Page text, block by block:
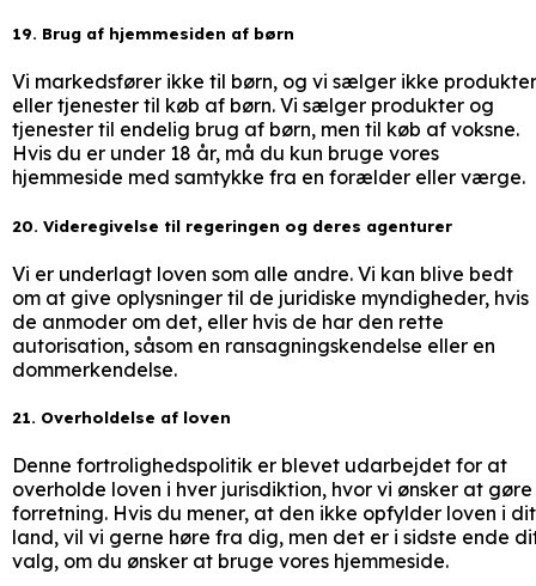
19. Brug af hjemmesiden af børn
Vi markedsfører ikke til børn, og vi sælger ikke produkter
eller tjenester til køb af børn. Vi sælger produkter og
tjenester til endelig brug af børn, men til køb af voksne.
Hvis du er under 18 år, må du kun bruge vores
hjemmeside med samtykke fra en forælder eller værge.
20. Videregivelse til regeringen og deres agenturer
Vi er underlagt loven som alle andre. Vi kan blive bedt
om at give oplysninger til de juridiske myndigheder, hvis
de anmoder om det, eller hvis de har den rette
autorisation, såsom en ransagningskendelse eller en
dommerkendelse.
21. Overholdelse af loven
Denne fortrolighedspolitik er blevet udarbejdet for at
overholde loven i hver jurisdiktion, hvor vi ønsker at gøre
forretning. Hvis du mener, at den ikke opfylder loven i dit
land, vil vi gerne høre fra dig, men det er i sidste ende
valg, om du ønsker at bruge vores hjemmeside.